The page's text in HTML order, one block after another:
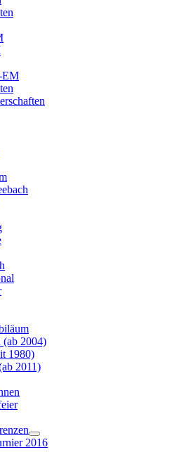
EM
(ab 2004)
1980)
2011)
2016